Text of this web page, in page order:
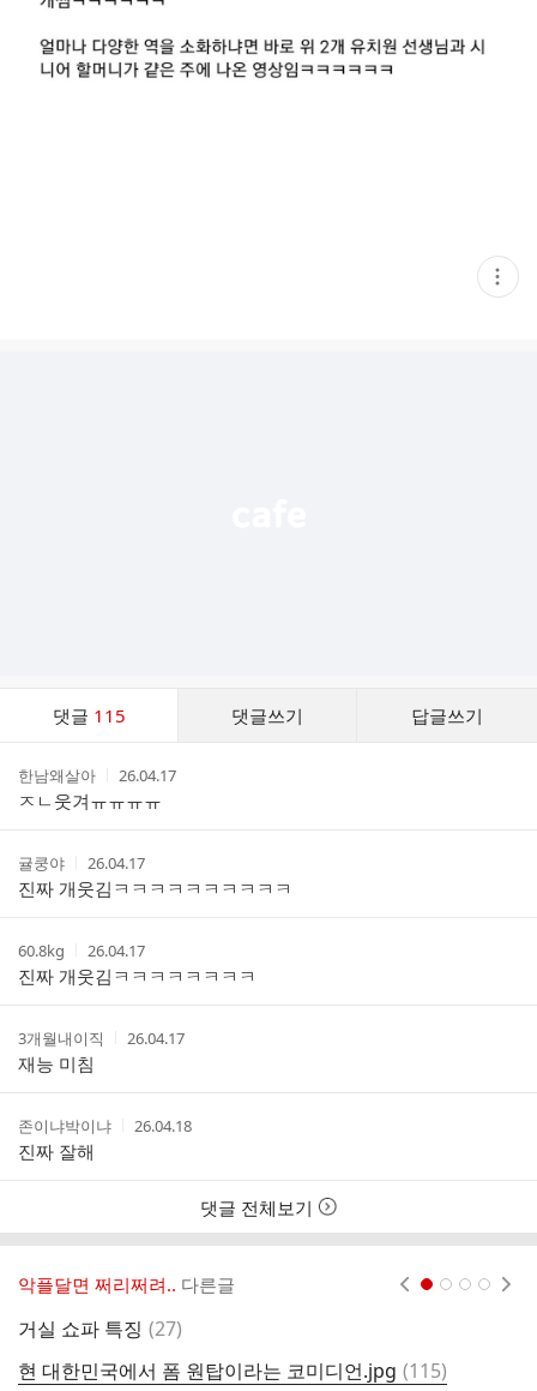
현
재
댓글 115 댓글쓰기 답글쓰기
스
작
성
자
한남왜살아
작
시
간
26.04.17
ㅈㄴ웃겨ㅠㅠㅠㅠ
작
성
자
귤쿵야
작
성
시
간
26.04.17
진짜 개웃김ㅋㅋㅋㅋㅋㅋㅋㅋㅋㅋ
작
성
자
60.8kg
작
성
시
간
26.04.17
진짜 개웃김ㅋㅋㅋㅋㅋㅋㅋㅋ
작
성
자
3개월내이직
작
간
26.04.17
재능 미침
작
성
자
존이냐박이냐
작
간
26.04.18
진짜 잘해
댓글 전체보기
악플달면 쩌리쩌려.. 다른글
거실 쇼파 특징 댓
(27)
현 대한민국에서 폼 원탑이라는 코미디언.jpg 댓
(115)